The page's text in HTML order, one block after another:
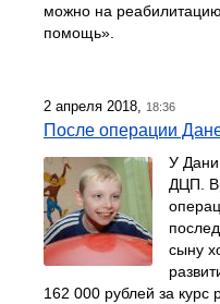
можно на
помощь».
2 апреля 2018, 18:36
После операции
У Дани
ДЦП.
сыну
162 000 рублей за курс